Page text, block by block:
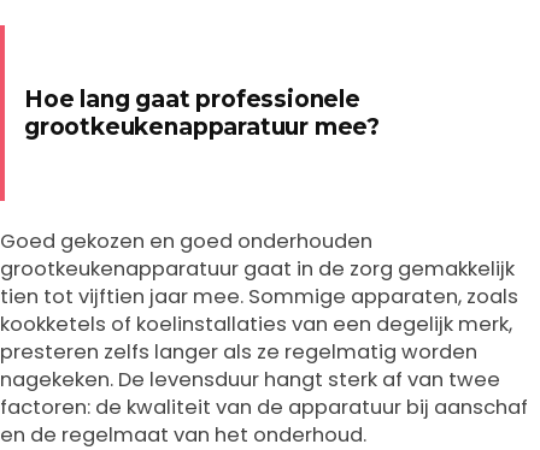
Hoe lang gaat professionele
grootkeukenapparatuur mee?
Goed gekozen en goed onderhouden
grootkeukenapparatuur gaat in de zorg gemakkelijk
tien tot vijftien jaar mee. Sommige apparaten, zoals
kookketels of koelinstallaties van een degelijk merk,
presteren zelfs langer als ze regelmatig worden
nagekeken. De levensduur hangt sterk af van twee
factoren: de kwaliteit van de apparatuur bij aanschaf
en de regelmaat van het onderhoud.